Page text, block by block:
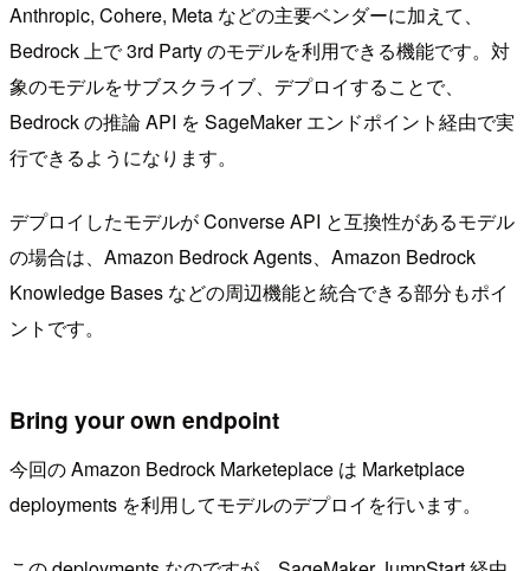
Anthropic, Cohere, Meta などの主要ベンダーに加えて、
Bedrock 上で 3rd Party のモデルを利用できる機能です。対
象のモデルをサブスクライブ、デプロイすることで、
Bedrock の推論 API を SageMaker エンドポイント経由で実
行できるようになります。
デプロイしたモデルが Converse API と互換性があるモデル
の場合は、Amazon Bedrock Agents、Amazon Bedrock
Knowledge Bases などの周辺機能と統合できる部分もポイ
ントです。
Bring your own endpoint
今回の Amazon Bedrock Marketeplace は Marketplace
deployments を利用してモデルのデプロイを行います。